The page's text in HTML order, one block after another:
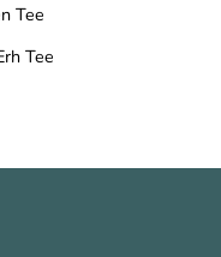
Tee
Tee